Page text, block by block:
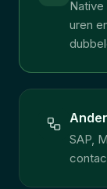
Native
uren
SAP,